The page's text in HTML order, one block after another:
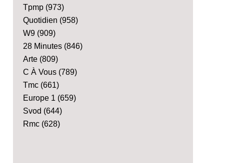
Tpmp (973)
Quotidien (958)
W9 (909)
28 Minutes (846)
Arte (809)
C À Vous (789)
Tmc (661)
Europe 1 (659)
Svod (644)
Rmc (628)